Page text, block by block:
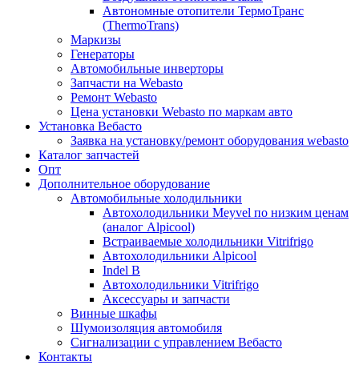
Автономные отопители ТермоТранс
(ThermoTrans)
Маркизы
Генераторы
Автомобильные инверторы
Запчасти на Webasto
Ремонт Webasto
Цена установки Webasto по маркам авто
Установка Вебасто
Заявка на установку/ремонт оборудования webasto
Каталог запчастей
Опт
Дополнительное оборудование
Автомобильные холодильники
Автохолодильники Meyvel по низким ценам
(аналог Alpicool)
Встраиваемые холодильники Vitrifrigo
Автохолодильники Alpicool
Indel B
Автохолодильники Vitrifrigo
Аксессуары и запчасти
Винные шкафы
Шумоизоляция автомобиля
Сигнализации с управлением Вебасто
Контакты